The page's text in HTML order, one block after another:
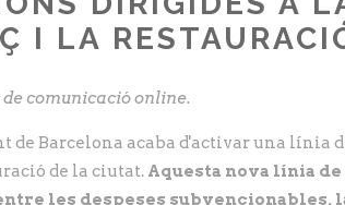
I LA
comunicació online.
de Barcelona acaba d'activar una línia
de la ciutat. Aquesta nova línia de
les despeses subvencionables,